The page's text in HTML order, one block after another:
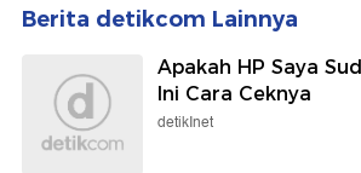
Berita detikcom Lainnya
Apakah HP Saya
Ini Cara Ceknya
detikInet